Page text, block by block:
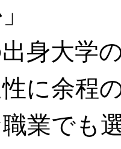
身大学
に余程
業でも